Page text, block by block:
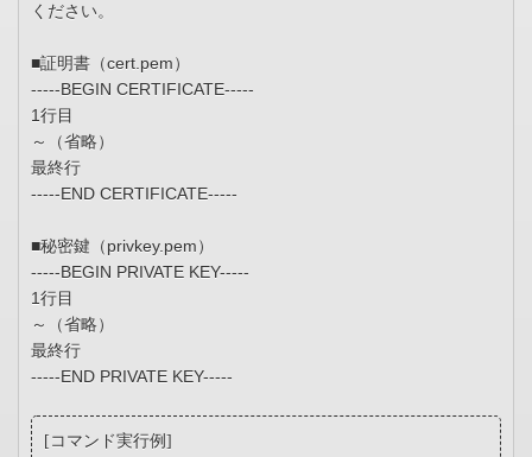
ください。
■証明書（cert.pem）
-----BEGIN CERTIFICATE-----
1行目
～（省略）
最終行
-----END CERTIFICATE-----
■秘密鍵（privkey.pem）
-----BEGIN PRIVATE KEY-----
1行目
～（省略）
最終行
-----END PRIVATE KEY-----
[コマンド実行例]